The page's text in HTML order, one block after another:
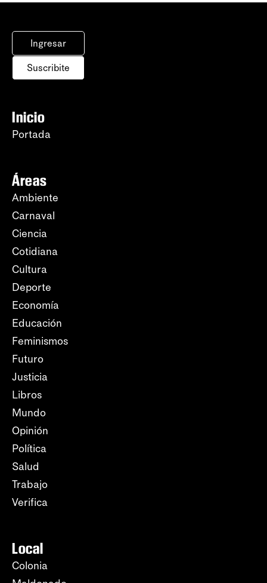
Ingresar
Suscribite
Inicio
Portada
Áreas
Ambiente
Carnaval
Ciencia
Cotidiana
Cultura
Deporte
Economía
Educación
Feminismos
Futuro
Justicia
Libros
Mundo
Opinión
Política
Salud
Trabajo
Verifica
Local
Colonia